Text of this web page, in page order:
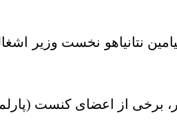
نتانیاهو نخست وزیر
، برخی از اعضای کنست